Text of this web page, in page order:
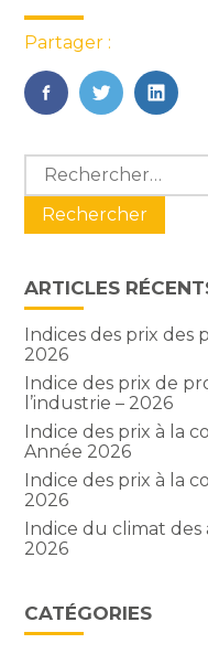
Partager :
FaceBook
Twitter
Blog
sidebar
Rechercher :
ARTICLES
Indices des prix des
2026
Indice des prix de
l’industrie – 2026
Indice des prix à la
Année 2026
Indice des prix à la
2026
Indice du climat des
2026
CATÉGORIES